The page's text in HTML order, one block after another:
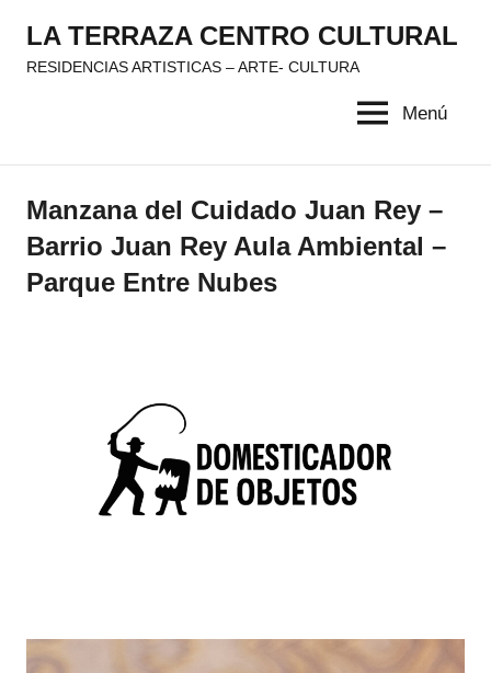
contenido
LA TERRAZA CENTRO CULTURAL
RESIDENCIAS ARTISTICAS – ARTE- CULTURA
Menú
Manzana del Cuidado Juan Rey –
Barrio Juan Rey Aula Ambiental –
Parque Entre Nubes